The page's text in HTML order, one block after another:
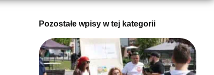
Pozostałe wpisy w tej kategorii